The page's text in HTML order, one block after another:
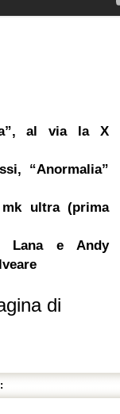
al via la X
“Anormalia”
ultra (prima
Lana e Andy
di